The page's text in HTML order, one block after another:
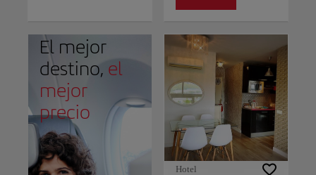
El mejor
destino, el
mejor
precio
Hotel